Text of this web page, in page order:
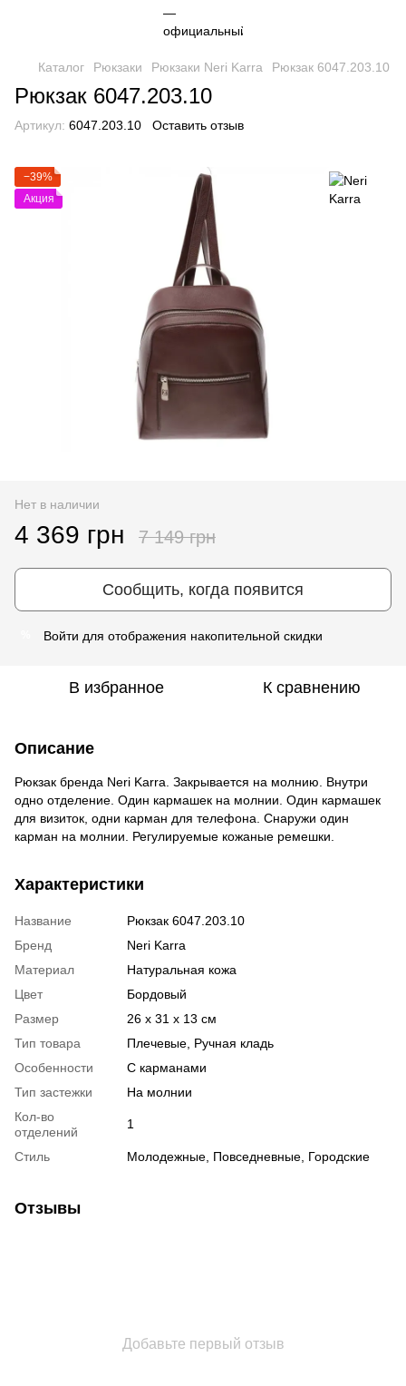
Каталог Рюкзаки Рюкзаки Neri Karra Рюкзак 6047.203.10
Рюкзак 6047.203.10
Артикул: 6047.203.10 Оставить отзыв
−39%
Акция
Нет в наличии
4 369 грн 7 149 грн
Сообщить, когда появится
Войти для отображения накопительной скидки
В избранное К сравнению
Описание
Рюкзак бренда Neri Karra. Закрывается на молнию. Внутри
одно отделение. Один кармашек на молнии. Один кармашек
для визиток, одни карман для телефона. Снаружи один
карман на молнии. Регулируемые кожаные ремешки.
Характеристики
Название
Рюкзак 6047.203.10
Бренд
Neri Karra
Материал
Натуральная кожа
Цвет
Бордовый
Размер
26 x 31 x 13 см
Тип товара
Плечевые, Ручная кладь
Особенности
С карманами
Тип застежки
На молнии
Кол-во
отделений
1
Стиль Молодежные, Повседневные, Городские
Отзывы
Добавьте первый отзыв